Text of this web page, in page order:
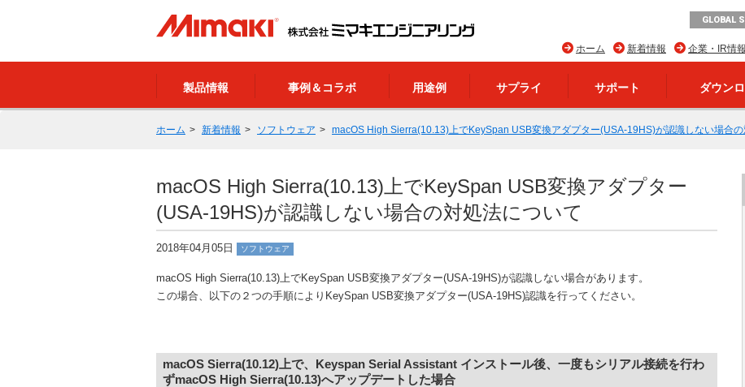
GLOBAL
企業・IR情報
新着情報
ホーム
製品情報 事例＆コラボ 用途例 サプライ サポート ダウン
ホーム 新着情報 ソフトウェア macOS High Sierra(10.13)上でKeySpan USB変換アダプター(USA-19HS)が認識しない場合
macOS High Sierra(10.13)上でKeySpan USB変換アダプター
(USA-19HS)が認識しない場合の対処法について
2018年04月05日 ソフトウェア
macOS High Sierra(10.13)上でKeySpan USB変換アダプター(USA-19HS)が認識しない場合があります。
この場合、以下の２つの手順によりKeySpan USB変換アダプター(USA-19HS)認識を行ってください。
macOS Sierra(10.12)上で、Keyspan Serial Assistant インストール後、一度もシリアル接続を行わ
ずmacOS High Sierra(10.13)へアップデートした場合